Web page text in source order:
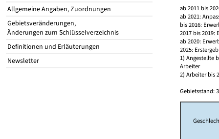
Allgemeine Angaben, Zuordnungen
Gebietsveränderungen,
Änderungen zum Schlüsselverzeichnis
Definitionen und Erläuterungen
Newsletter
ab 2011 bis
ab 2021:
bis 2016:
2017 bis
ab 2020:
2025:
1) Angestellte
Arbeiter
2) Arbeiter bis
Gebietsstand: